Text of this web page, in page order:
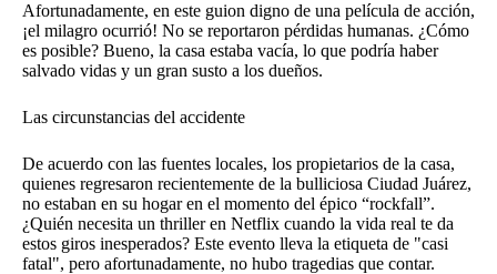
Afortunadamente, en este guion digno de una película de acción,
¡el milagro ocurrió! No se reportaron pérdidas humanas. ¿Cómo
es posible? Bueno, la casa estaba vacía, lo que podría haber
salvado vidas y un gran susto a los dueños.
Las circunstancias del accidente
De acuerdo con las fuentes locales, los propietarios de la casa,
quienes regresaron recientemente de la bulliciosa Ciudad Juárez,
no estaban en su hogar en el momento del épico “rockfall”.
¿Quién necesita un thriller en Netflix cuando la vida real te da
estos giros inesperados? Este evento lleva la etiqueta de "casi
fatal", pero afortunadamente, no hubo tragedias que contar.